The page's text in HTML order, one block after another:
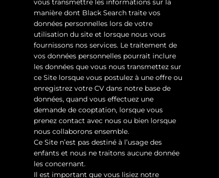
vous transmettre les informations sur la
manière dont Black Search traite vos
données personnelles lors de votre
utilisation du site et lorsque nous vous
fournissons nos services. Le traitement de
vos données personnelles pourrait inclure
les données que vous nous transmettez sur
ce Site lorsque vous postulez à une offre ou
enregistrez votre CV dans notre base de
données, quand vous effectuez une
demande de cooptation, lorsque vous
prenez contact avec nous ou bien lorsque
nous collaborons ensemble.
Ce Site n’est pas destiné à l’usage des
enfants et nous ne traitons aucune donnée
les concernant.
Il est important que vous lisiez notre